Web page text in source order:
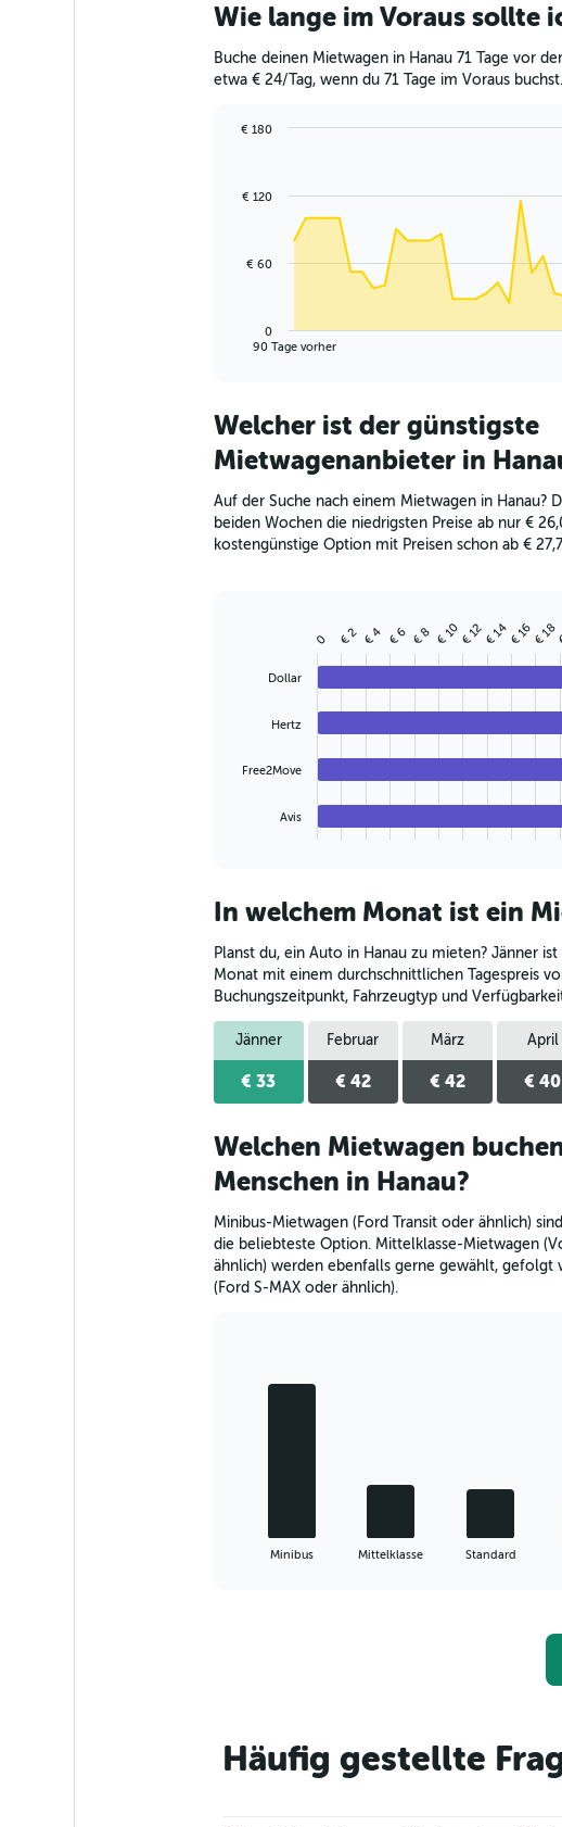
Wie lange im Voraus sollte
Buche deinen Mietwagen in Hanau 71 Tage vor
etwa € 24/Tag, wenn du 71 Tage im Voraus
data
The
Range:
91
categories.
chart
has
1
90 Tage vorher
0
€ 60
€ 120
€ 180
Welcher ist der günstigste
Mietwagenanbieter in
Auf der Suche nach einem Mietwagen in Hanau?
beiden Wochen die niedrigsten Preise ab nur €
kostengünstige Option mit Preisen schon ab €
chart
Range:
categories.
The
chart
has
1
Y
axis
displaying
Range:
0
to
Dollar
Hertz
Free2Move
Avis
0 € 2 € 4 € 6 € 8 € 10€ 12€ 14€ 16€ 18
In welchem Monat ist ein
Planst du, ein Auto in Hanau zu mieten? Jänner
Monat mit einem durchschnittlichen Tagespreis
Buchungszeitpunkt, Fahrzeugtyp und
Jänner
€ 33
Februar
€ 42
März
€ 42
April
€ 40
Welchen Mietwagen
Menschen in Hanau?
Minibus-Mietwagen (Ford Transit oder ähnlich)
die beliebteste Option. Mittelklasse-Mietwagen
ähnlich) werden ebenfalls gerne gewählt, gefolgt
(Ford S-MAX oder ähnlich).
1
Minibus Mittelklasse Standard
Häufig gestellte